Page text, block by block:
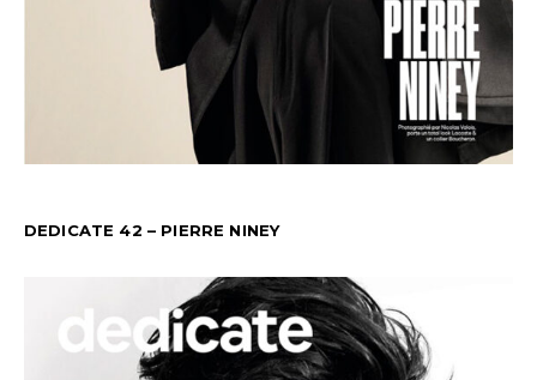
DEDICATE 42 – PIERRE NINEY